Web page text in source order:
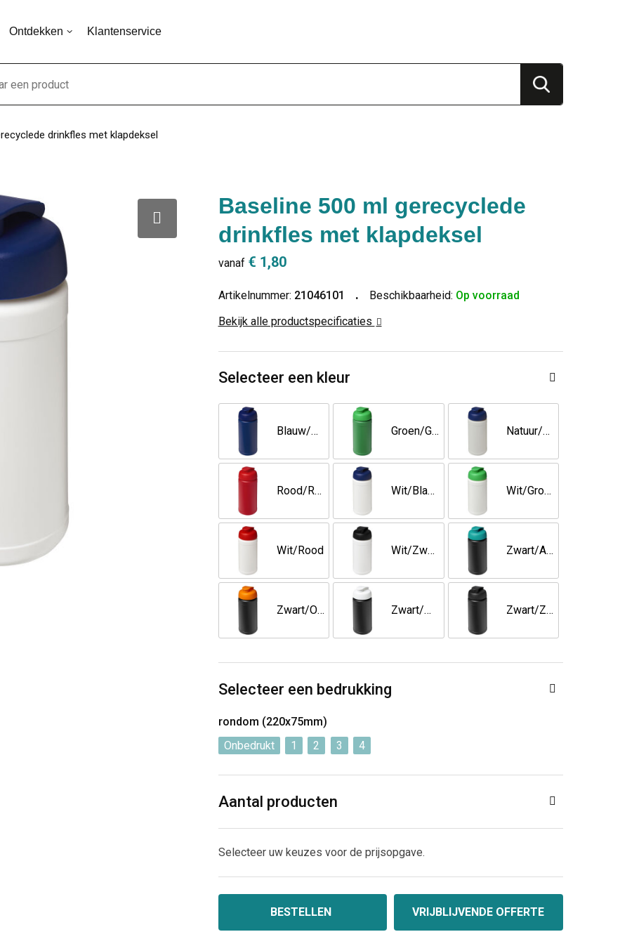
Ontdekken Klantenservice
drinkfles met klapdeksel
Baseline 500 ml gerecyclede
drinkfles met klapdeksel
vanaf € 1,80
Artikelnummer: 21046101 Beschikbaarheid: Op voorraad
Bekijk alle productspecificaties
Selecteer een kleur
Blauw/Blauw Groen/Groen Natuur/Blauw
Rood/Rood Wit/Blauw Wit/Groen
Wit/Rood Wit/Zwart Zwart/Aqua
Zwart/Oranje Zwart/Wit Zwart/Zwart
Selecteer een bedrukking
rondom (220x75mm)
Onbedrukt
1 2 3 4
Aantal producten
Selecteer uw keuzes voor de prijsopgave.
BESTELLEN VRIJBLIJVENDE OFFERTE